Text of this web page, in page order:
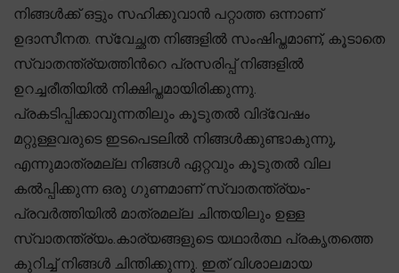
നിങ്ങൾക്ക് ഒട്ടും സഹിക്കുവാൻ പറ്റാത്ത ഒന്നാണ്
ഉദാസീനത. സ്വേച്ഛത നിങ്ങളിൽ സംഷിപ്തമാണ്, കൂടാതെ
സ്വാതന്ത്ര്യത്തിന്‍റെ പ്രസരിപ്പ് നിങ്ങളിൽ
ഉറച്ചരീതിയിൽ നിക്ഷിപ്തമായിരിക്കുന്നു.
പ്രകടിപ്പിക്കാവുന്നതിലും കൂടുതൽ വിദ്വേഷം
മറ്റുള്ളവരുടെ ഇടപെടലിൽ നിങ്ങൾക്കുണ്ടാകുന്നു,
എന്നുമാത്രമല്ല നിങ്ങൾ ഏറ്റവും കൂടുതൽ വില
കൽപ്പിക്കുന്ന ഒരു ഗുണമാണ് സ്വാതന്ത്ര്യം-
പ്രവർത്തിയിൽ മാത്രമല്ല ചിന്തയിലും ഉള്ള
സ്വാതന്ത്ര്യം.കാര്യങ്ങളുടെ യഥാർത്ഥ പ്രകൃതത്തെ
കുറിച്ച് നിങ്ങൾ ചിന്തിക്കുന്നു. ഇത് വിശാലമായ